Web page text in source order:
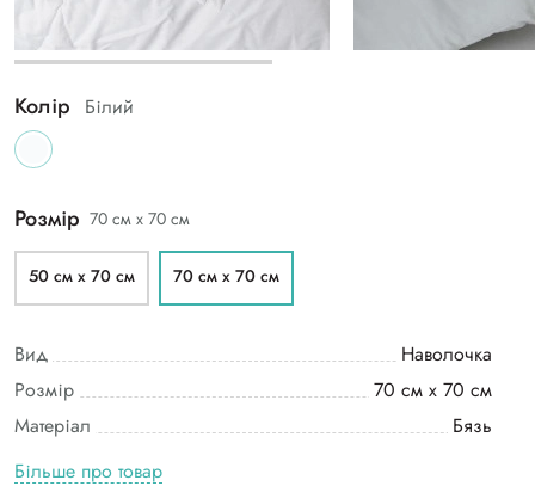
Колір Білий
Розмір 70 см х 70 см
50 см х 70 см 70 см х 70 см
Вид
Наволочка
Розмір
70 см х 70 см
Матеріал
Бязь
Більше про товар